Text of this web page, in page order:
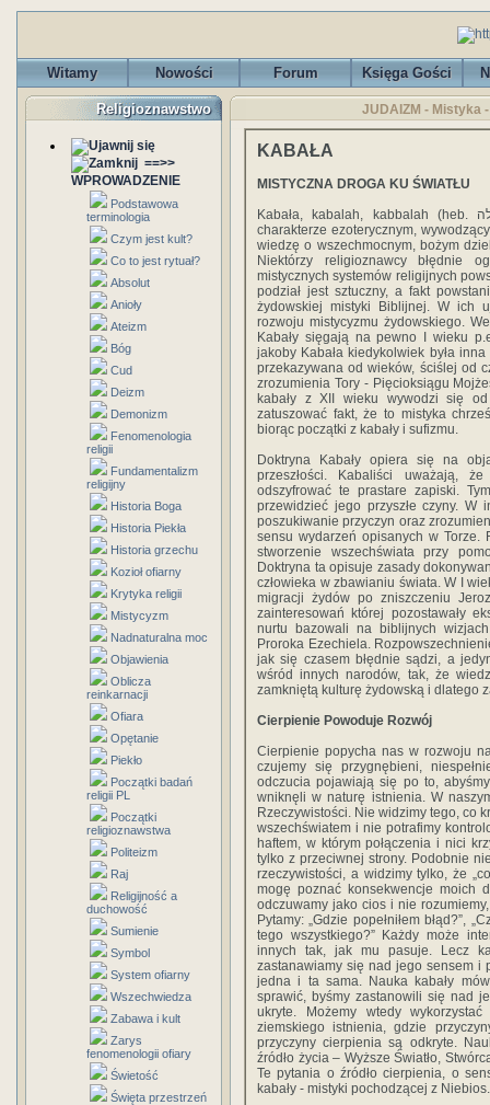
Witamy Nowości Forum Księga Gości
Religioznawstwo
==>>
WPROWADZENIE
Podstawowa
terminologia
Czym jest kult?
Co to jest rytuał?
Absolut
Anioły
Ateizm
Bóg
Cud
Deizm
Demonizm
Fenomenologia
religii
Fundamentalizm
religijny
Historia Boga
Historia Piekła
Historia grzechu
Kozioł ofiarny
Krytyka religii
Mistycyzm
Nadnaturalna moc
Objawienia
Oblicza
reinkarnacji
Ofiara
Opętanie
Piekło
Początki badań
religii PL
Początki
religioznawstwa
Politeizm
Raj
Religijność a
duchowość
Sumienie
Symbol
System ofiarny
Wszechwiedza
Zabawa i kult
Zarys
fenomenologii ofiary
Świetość
Święta przestrzeń
JUDAIZM - Mistyka
KABAŁA
MISTYCZNA DROGA KU ŚWIATŁU
Kabała, kabalah, kabbalah (heb. קבלה - kblh, tradycja) to nurt filozoficzno-religijny o
charakterze ezoterycznym,
wiedzę o wszechmocnym, bożym
Niektórzy religioznawcy błędnie
mistycznych systemów religijnych
podział jest sztuczny, a fakt
żydowskiej mistyki Biblijnej. W ich
rozwoju mistycyzmu żydowskiego.
Kabały sięgają na pewno I wieku
jakoby Kabała kiedykolwiek była
przekazywana od wieków, ściślej od
zrozumienia Tory - Pięcioksiągu
kabały z XII wieku wywodzi się
zatuszować fakt, że to mistyka
biorąc początki z kabały i sufizmu.
Doktryna Kabały opiera się na
przeszłości. Kabaliści uważają,
odszyfrować te prastare zapiski.
przewidzieć jego przyszłe czyny. W
poszukiwanie przyczyn oraz
sensu wydarzeń opisanych w Torze.
stworzenie wszechświata przy
Doktryna ta opisuje zasady
człowieka w zbawianiu świata. W I
migracji żydów po zniszczeniu
zainteresowań której pozostawały
nurtu bazowali na biblijnych
Proroka Ezechiela.
jak się czasem błędnie sądzi, a
wśród innych narodów, tak, że
zamkniętą kulturę żydowską i dlatego
Cierpienie Powoduje Rozwój
Cierpienie popycha nas w rozwoju
czujemy się przygnębieni,
odczucia pojawiają się po to,
wniknęli w naturę istnienia. W
Rzeczywistości. Nie widzimy tego, co
wszechświatem i nie potrafimy
haftem, w którym połączenia i nici
tylko z przeciwnej strony. Podobnie
rzeczywistości, a widzimy tylko, że
mogę poznać konsekwencje moich
odczuwamy jako cios i nie
Pytamy: „Gdzie popełniłem błąd?”,
tego wszystkiego?” Każdy może
innych tak, jak mu pasuje. Lecz
zastanawiamy się nad jego sensem i
jedna i ta sama. Nauka kabały
sprawić, byśmy zastanowili się nad
ukryte. Możemy wtedy
ziemskiego istnienia, gdzie
przyczyny cierpienia są odkryte.
źródło życia – Wyższe Światło,
Te pytania o źródło cierpienia, o
kabały - mistyki pochodzącej z Niebios.